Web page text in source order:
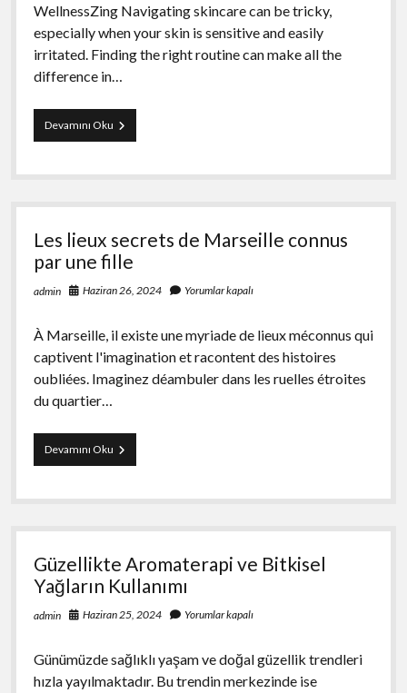
WellnessZing Navigating skincare can be tricky,
especially when your skin is sensitive and easily
irritated. Finding the right routine can make all the
difference in…
Devamını OkuThe
Best
Routine
Sensitive
Les lieux secrets de Marseille connus
par une fille
admin Haziran 26, 2024 Yorumlar kapalı
À Marseille, il existe une myriade de lieux méconnus qui
captivent l'imagination et racontent des histoires
oubliées. Imaginez déambuler dans les ruelles étroites
du quartier…
Devamını OkuLes
lieux
de
connus
une
fille
Güzellikte Aromaterapi ve Bitkisel
Yağların Kullanımı
admin Haziran 25, 2024 Yorumlar kapalı
Günümüzde sağlıklı yaşam ve doğal güzellik trendleri
hızla yayılmaktadır. Bu trendin merkezinde ise